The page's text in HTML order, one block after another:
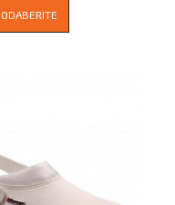
ODABERITE